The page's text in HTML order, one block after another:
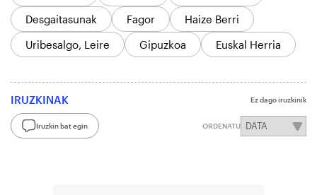
Desgaitasunak
Fagor
Haize Berri
Uribesalgo, Leire
Gipuzkoa Euskal Herria
IRUZKINAK Ez dago iruzkinik
Iruzkin bat egin ORDENATU